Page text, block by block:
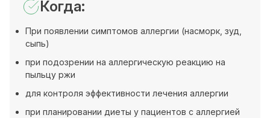
Когда:
При появлении симптомов аллергии (насморк, зуд,
сыпь)
при подозрении на аллергическую реакцию на
пыльцу ржи
для контроля эффективности лечения аллергии
при планировании диеты у пациентов с аллергией